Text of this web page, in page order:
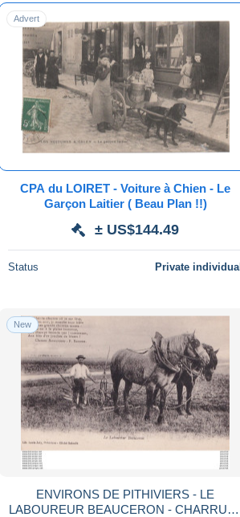
Advert
CPA du LOIRET - Voiture à Chien - Le
Garçon Laitier ( Beau Plan !!)
± US$144.49
Status Private individual
New
ENVIRONS DE PITHIVIERS - LE
LABOUREUR BEAUCERON - CHARRUE -